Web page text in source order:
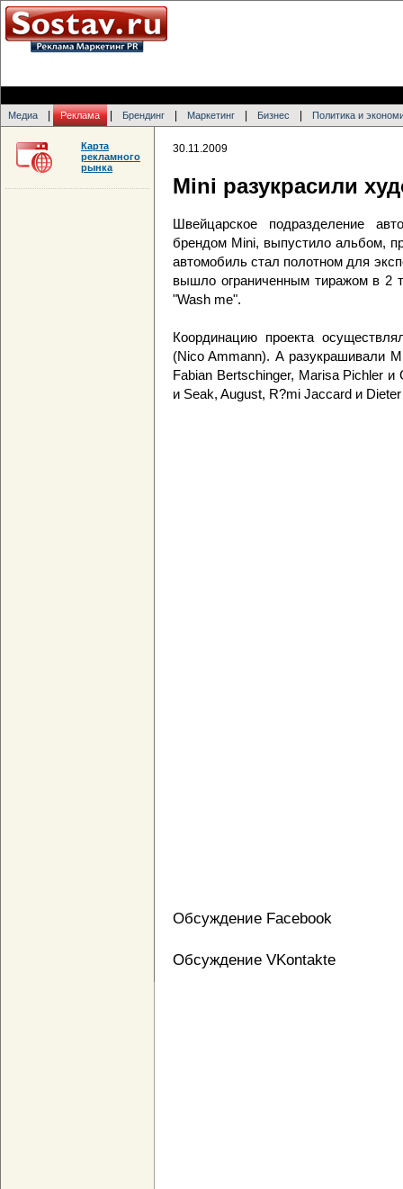
Медиа Реклама Брендинг Маркетинг Бизнес Политика и
30.11.2009
Mini разукрасили
Швейцарское подразделение
брендом Mini, выпустило альбом,
автомобиль стал полотном для
вышло ограниченным тиражом в 2
"Wash me".
Координацию проекта
(Nico Ammann). А разукрашивали
Fabian Bertschinger, Marisa Pichler
и Seak, August, R?mi Jaccard и
Обсуждение Facebook
Обсуждение VKontakte
Карта
рекламного
рынка